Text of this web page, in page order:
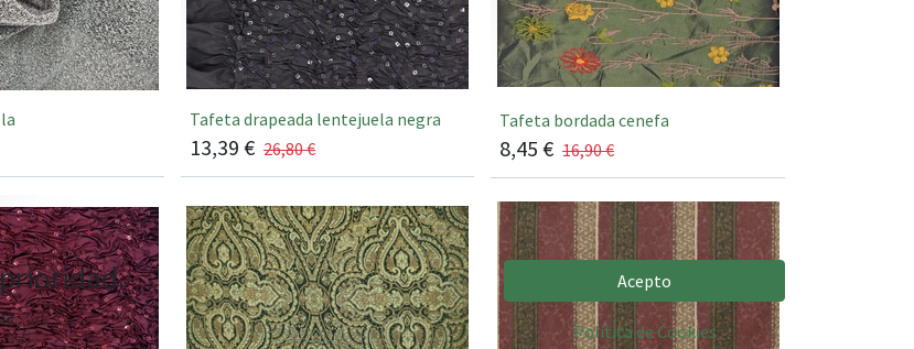
Tafeta drapeada lentejuela negra
13,39 € 26,80€
Tafeta bordada cenefa
8,45 € 16,90€
Acepto
Política de Cookies